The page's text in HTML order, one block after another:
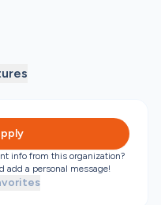
info from this organization?
add a personal message!